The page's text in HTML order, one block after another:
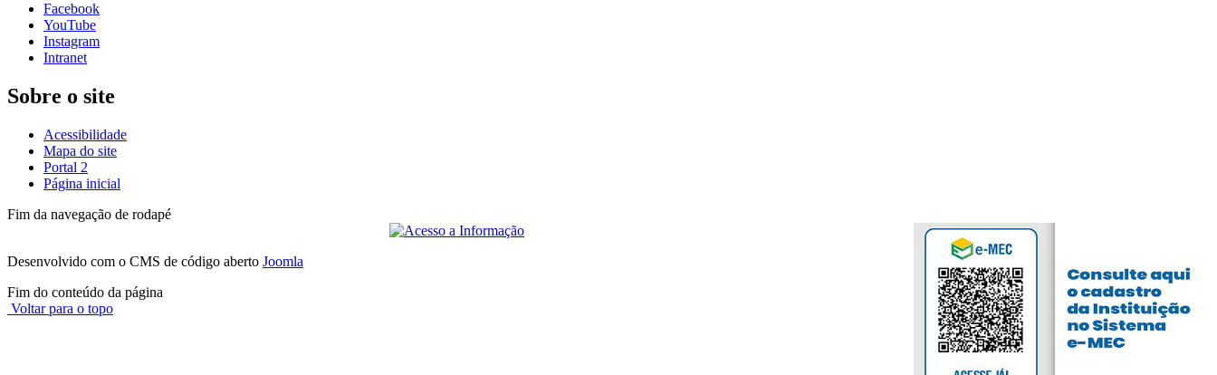
Facebook
YouTube
Instagram
Intranet
Sobre o site
Acessibilidade
Mapa do site
Portal 2
Página inicial
Fim da navegação de rodapé
Desenvolvido com o CMS de código aberto Joomla
Fim do conteúdo da página
Voltar para o topo